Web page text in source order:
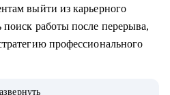
выйти из карьерного
поиск работы после перерыва,
профессионального